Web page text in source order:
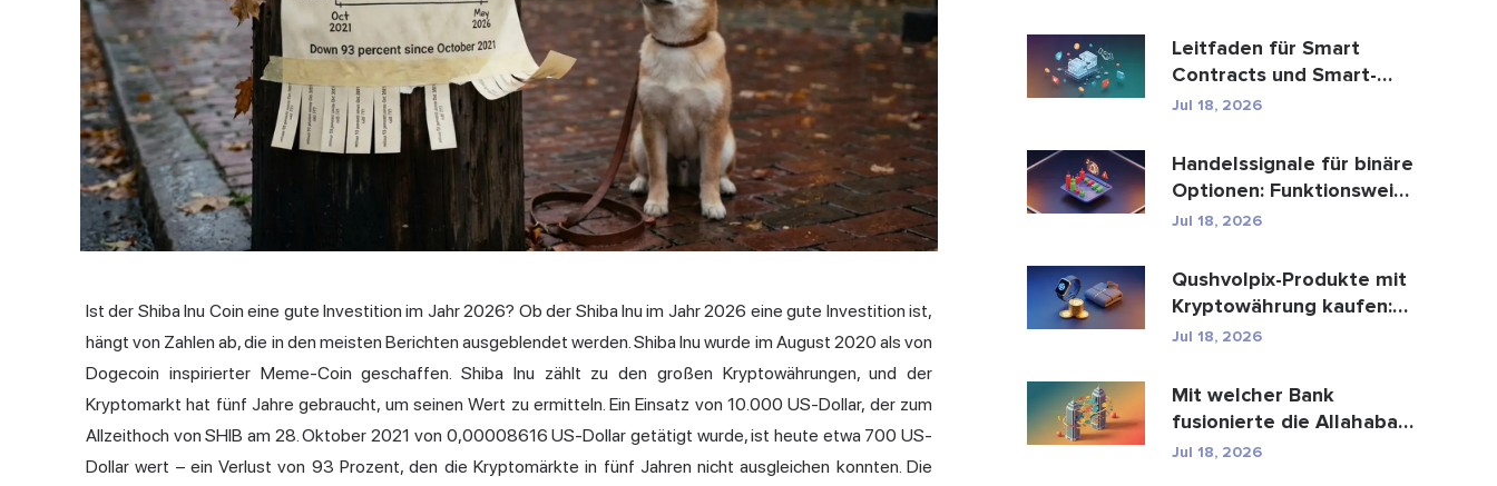
Ist der Shiba Inu Coin eine gute Investition im Jahr 2026? Ob der Shiba Inu im Jahr 2026 eine gute Investition ist,
hängt von Zahlen ab, die in den meisten Berichten ausgeblendet werden. Shiba Inu wurde im August 2020 als von
Dogecoin inspirierter Meme-Coin geschaffen. Shiba Inu zählt zu den großen Kryptowährungen, und der
Kryptomarkt hat fünf Jahre gebraucht, um seinen Wert zu ermitteln. Ein Einsatz von 10.000 US-Dollar, der zum
Allzeithoch von SHIB am 28. Oktober 2021 von 0,00008616 US-Dollar getätigt wurde, ist heute etwa 700 US-
Dollar wert – ein Verlust von 93 Prozent, den die Kryptomärkte in fünf Jahren nicht ausgleichen konnten. Die
Leitfaden für Smart
Contracts und Smart-
Contract-
Jul 18, 2026
Handelssignale für binäre
Optionen: Funktionsweise
und Risiken
Jul 18, 2026
Qushvolpix-Produkte mit
Kryptowährung kaufen:
Bitcoin, Zahlungen ...
Jul 18, 2026
Mit welcher Bank
fusionierte die Allahabad
Bank? Die ganze
Jul 18, 2026